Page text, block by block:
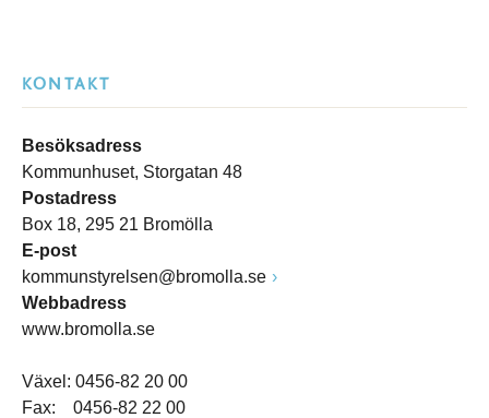
KONTAKT
Besöksadress
Kommunhuset, Storgatan 48
Postadress
Box 18, 295 21 Bromölla
E-post
kommunstyrelsen@bromolla.se
Webbadress
www.bromolla.se
Växel: 0456-82 20 00
Fax: 0456-82 22 00